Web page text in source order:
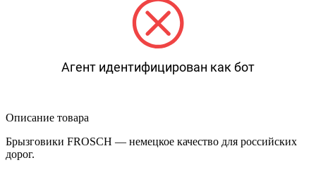
Агент идентифицирован как бот
Описание товара
Брызговики FROSCH — немецкое качество для российских
дорог.